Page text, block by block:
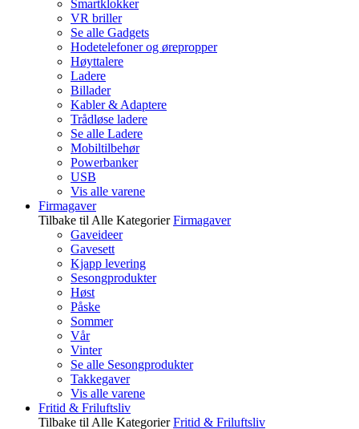
Smartklokker
VR briller
Se alle Gadgets
Hodetelefoner og ørepropper
Høyttalere
Ladere
Billader
Kabler & Adaptere
Trådløse ladere
Se alle Ladere
Mobiltilbehør
Powerbanker
USB
Vis alle varene
Firmagaver
Tilbake til Alle Kategorier Firmagaver
Gaveideer
Gavesett
Kjapp levering
Sesongprodukter
Høst
Påske
Sommer
Vår
Vinter
Se alle Sesongprodukter
Takkegaver
Vis alle varene
Fritid & Friluftsliv
Tilbake til Alle Kategorier Fritid & Friluftsliv